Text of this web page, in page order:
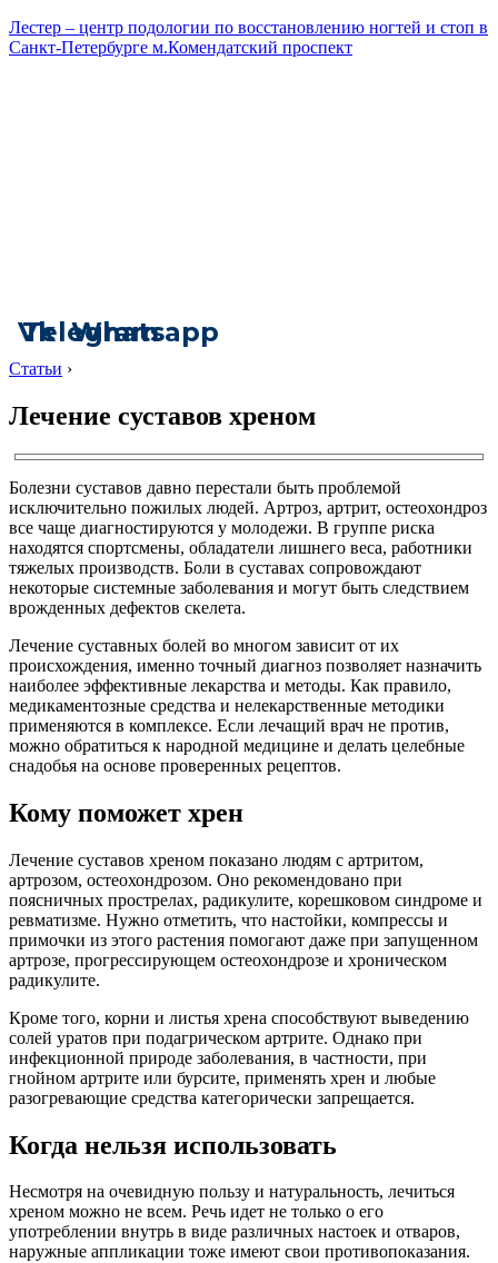
Лестер – центр подологии по восстановлению ногтей и стоп в
Санкт-Петербурге м.Комендатский проспект
Vk
Telegram
Whatsapp
Статьи ›
Лечение суставов хреном
Болезни суставов давно перестали быть проблемой
исключительно пожилых людей. Артроз, артрит, остеохондроз
все чаще диагностируются у молодежи. В группе риска
находятся спортсмены, обладатели лишнего веса, работники
тяжелых производств. Боли в суставах сопровождают
некоторые системные заболевания и могут быть следствием
врожденных дефектов скелета.
Лечение суставных болей во многом зависит от их
происхождения, именно точный диагноз позволяет назначить
наиболее эффективные лекарства и методы. Как правило,
медикаментозные средства и нелекарственные методики
применяются в комплексе. Если лечащий врач не против,
можно обратиться к народной медицине и делать целебные
снадобья на основе проверенных рецептов.
Кому поможет хрен
Лечение суставов хреном показано людям с артритом,
артрозом, остеохондрозом. Оно рекомендовано при
поясничных прострелах, радикулите, корешковом синдроме и
ревматизме. Нужно отметить, что настойки, компрессы и
примочки из этого растения помогают даже при запущенном
артрозе, прогрессирующем остеохондрозе и хроническом
радикулите.
Кроме того, корни и листья хрена способствуют выведению
солей уратов при подагрическом артрите. Однако при
инфекционной природе заболевания, в частности, при
гнойном артрите или бурсите, применять хрен и любые
разогревающие средства категорически запрещается.
Когда нельзя использовать
Несмотря на очевидную пользу и натуральность, лечиться
хреном можно не всем. Речь идет не только о его
употреблении внутрь в виде различных настоек и отваров,
наружные аппликации тоже имеют свои противопоказания.